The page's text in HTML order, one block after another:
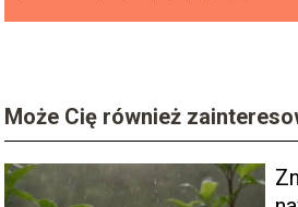
Może Cię również